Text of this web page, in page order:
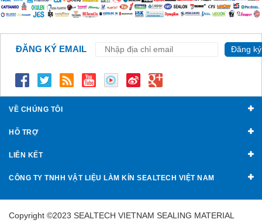
ĐĂNG KÝ EMAIL Đăng ký
VỀ CHÚNG TÔI
HỖ TRỢ
LIÊN KẾT
CÔNG TY TNHH VẬT LIỆU LÀM KÍN SEALTECH VIỆT NAM
Copyright ©2023 SEALTECH VIETNAM SEALING MATERIAL